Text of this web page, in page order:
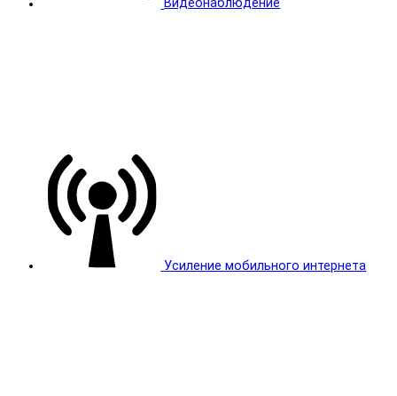
Видеонаблюдение
Усиление мобильного интернета